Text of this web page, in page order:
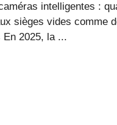
intelligentes :
sièges vides comme
En 2025, la ...